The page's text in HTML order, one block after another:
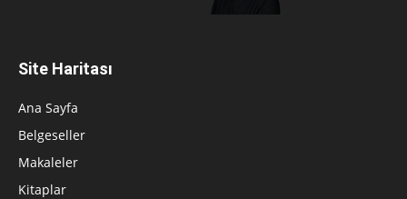
Site Haritası
Ana Sayfa
Belgeseller
Makaleler
Kitaplar